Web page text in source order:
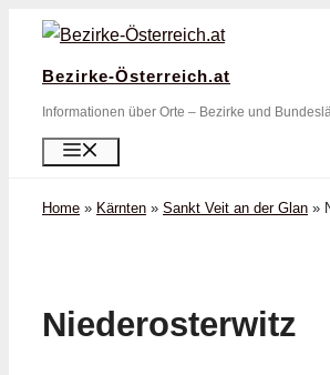
Zum
springen
Bezirke-Österreich.at
Informationen über Orte – Bezirke und
Home » Kärnten » Sankt Veit an der Glan »
Niederosterwitz